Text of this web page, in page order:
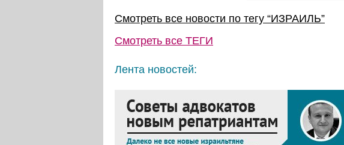
Смотреть все новости по тегу “ИЗРАИЛЬ”
Смотреть все ТЕГИ
Лента новостей: